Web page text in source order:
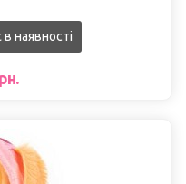
наявності